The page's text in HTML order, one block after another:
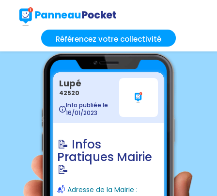
Référencez votre collectivité
Lupé
42520
Info publiée le
16/01/2023
📝 Infos
Pratiques Mairie
📝
📬 Adresse de la Mairie :